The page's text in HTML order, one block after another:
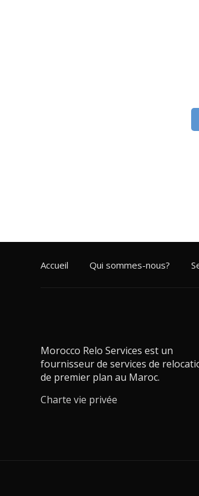
Accueil Qui sommes-nous?
Morocco Relo Services est un
fournisseur de services de
de premier plan au Maroc.
Charte vie privée